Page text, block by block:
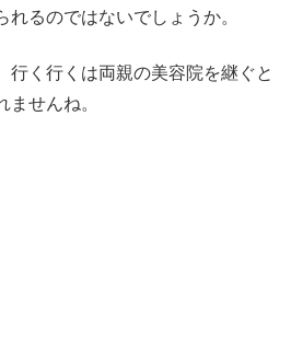
れるのではないでしょうか。
行く行くは両親の美容院を継ぐと
ませんね。